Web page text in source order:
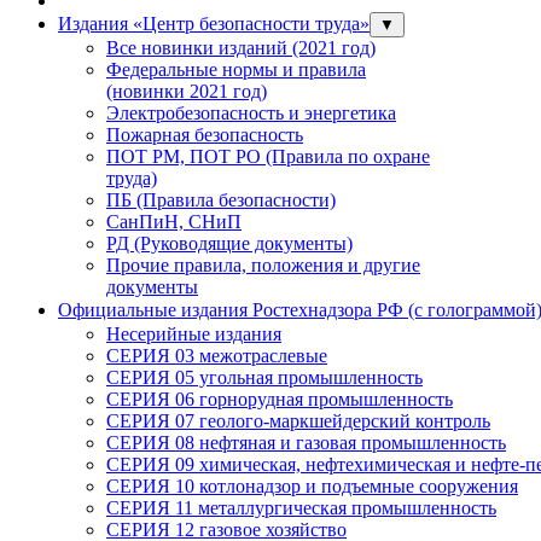
Издания «Центр безопасности труда» ▼
Все новинки изданий (2021 год)
Федеральные нормы и правила
(новинки 2021 год)
Электробезопасность и энергетика
Пожарная безопасность
ПОТ РМ, ПОТ РО (Правила по охране
труда)
ПБ (Правила безопасности)
СанПиН, СНиП
РД (Руководящие документы)
Прочие правила, положения и другие
документы
Официальные издания Ростехнадзора РФ (с голограммой)
Несерийные издания
СЕРИЯ 03 межотраслевые
СЕРИЯ 05 угольная промышленность
СЕРИЯ 06 горнорудная промышленность
СЕРИЯ 07 геолого-маркшейдерский контроль
СЕРИЯ 08 нефтяная и газовая промышленность
СЕРИЯ 09 химическая, нефтехимическая и нефте-
СЕРИЯ 10 котлонадзор и подъемные сооружения
СЕРИЯ 11 металлургическая промышленность
СЕРИЯ 12 газовое хозяйство